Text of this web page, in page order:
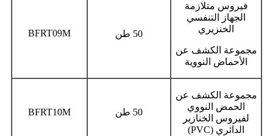
فيروس متلازمة
الجهاز التنفسي
الخنزيري
مجموعة الكشف عن
الأحماض النووية
50 طن BFRT09M
مجموعة الكشف عن
الحمض النووي
لفيروس الخنازير
الدائري (PVC)
50 طن BFRT10M